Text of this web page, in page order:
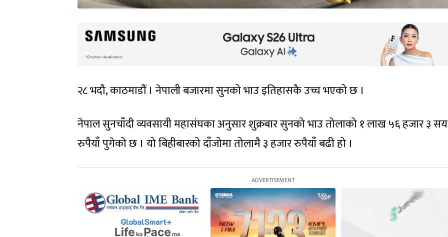
२८ भदौ, काठमाडौं । नेपाली बजारमा सुनको भाउ इतिहासकै उच्च भएको छ ।
नेपाल सुनचाँदी व्यवसायी महासंघका अनुसार शुक्रबार सुनको भाउ तोलाको १ लाख ५६ हजार ३ सय
रुपैयाँ पुगेको छ । यो बिहीबारको दाँजोमा तोलामै ३ हजार रुपैयाँ बढी हो ।